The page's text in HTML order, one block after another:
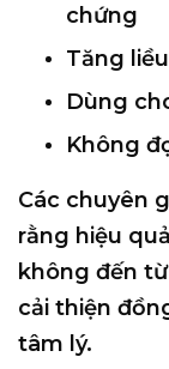
chứng
Tăng
Dùng
Không
Các chuyên
rằng hiệu
không đến
cải thiện
tâm lý.